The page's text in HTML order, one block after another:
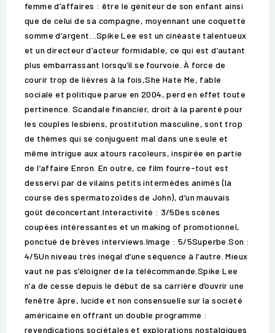
femme d’affaires : être le géniteur de son enfant ainsi
que de celui de sa compagne, moyennant une coquette
somme d’argent…Spike Lee est un cinéaste talentueux
et un directeur d’acteur formidable, ce qui est d’autant
plus embarrassant lorsqu’il se fourvoie. À force de
courir trop de lièvres à la fois,She Hate Me, fable
sociale et politique parue en 2004, perd en effet toute
pertinence. Scandale financier, droit à la parenté pour
les couples lesbiens, prostitution masculine, sont trop
de thèmes qui se conjuguent mal dans une seule et
même intrigue aux atours racoleurs, inspirée en partie
de l’affaire Enron. En outre, ce film fourre-tout est
desservi par de vilains petits intermèdes animés (la
course des spermatozoïdes de John), d’un mauvais
goût déconcertant.Interactivité : 3/5Des scènes
coupées intéressantes et un making of promotionnel,
ponctué de brèves interviews.Image : 5/5Superbe.Son :
4/5Un niveau très inégal d’une séquence à l’autre. Mieux
vaut ne pas s’éloigner de la télécommande.Spike Lee
n’a de cesse depuis le début de sa carrière d’ouvrir une
fenêtre âpre, lucide et non consensuelle sur la société
américaine en offrant un double programme :
revendications sociétales et explorations nostalgiques